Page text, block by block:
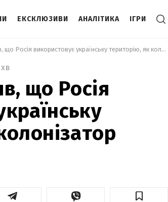
ЕКСКЛЮЗИВИ АНАЛІТИКА ІГРИ
Резніков заявив, що Росія використовує українську територію, як колонізатор
що Росія